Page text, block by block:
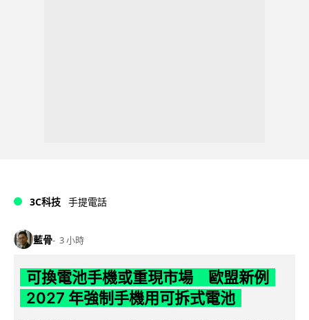
3C科技 手提電話
藍骨 3 小時
可換電池手機或重現市場 歐盟新例
2027 年強制手機用可拆式電池